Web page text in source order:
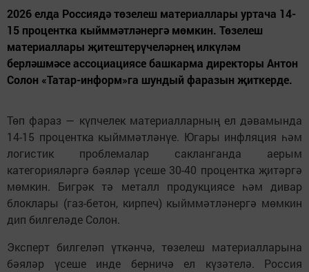
2026 елда Россиядә төзелеш материаллары уртача 14-
15 процентка кыйммәтләнергә мөмкин. Төзелеш
материаллары җитештерүчеләрнең илкүләм
берләшмәсе ассоциациясе башкарма директоры Антон
Солон «Татар-информ»га шундый фаразын җиткерде.
Төп фараз — күпчелек материалларның ел дәвамында
14-15 процентка кыйммәтләнүе. Югары инфляция һәм
логистик проблемалар сакланганда аерым
категорияләргә бәяләр үсеше 30-40 процентка җитәргә
мөмкин. Бигрәк тә металл продукциясе һәм дивар
блоклары (газ-бетон, кирпеч) кыйммәтләнергә мөмкин
дип билгеләде Солон.
Эксперт билгеләп үткәнчә, төзелеш материалларына
бәяләр үсеше инде берничә ел күзәтелә. Россия